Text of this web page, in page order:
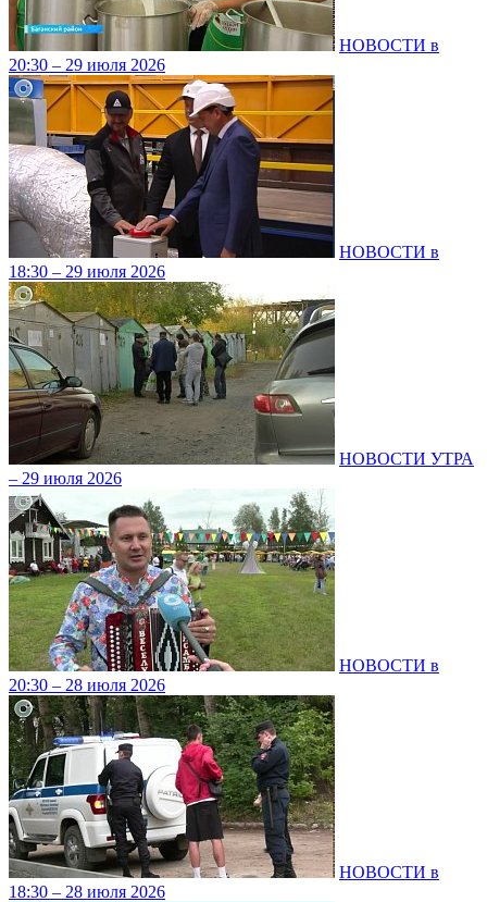
НОВОСТИ в
20:30 – 29 июля 2026
НОВОСТИ в
18:30 – 29 июля 2026
НОВОСТИ УТРА
– 29 июля 2026
НОВОСТИ в
20:30 – 28 июля 2026
НОВОСТИ в
18:30 – 28 июля 2026